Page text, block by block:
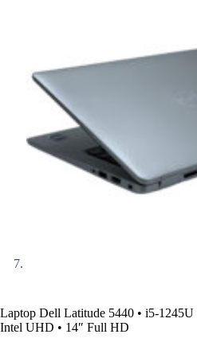
Laptop Dell Latitude 5440 • i5-1245U
Intel UHD • 14″ Full HD